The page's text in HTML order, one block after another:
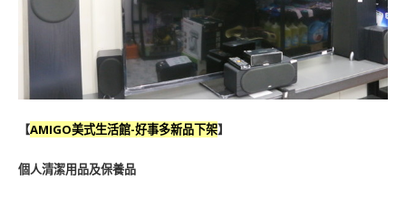
【AMIGO美式生活館-好事多新品下架】
個人清潔用品及保養品